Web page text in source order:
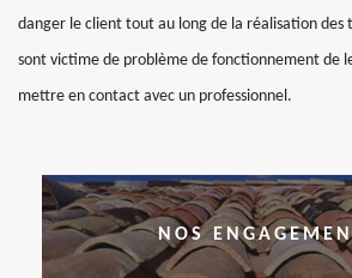
danger le client tout au long de la réalisation des
sont victime de problème de fonctionnement de
mettre en contact avec un professionnel.
NOS